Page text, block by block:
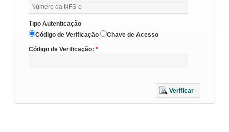
Tipo Autenticação
Código de Verificação
Chave de Acesso
Código de Verificação:
Verificar